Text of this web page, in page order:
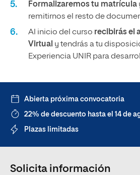
Formalizaremos tu matrícula
remitirnos el resto de
Al inicio del curso recibirás el
Virtual y tendrás a tu
Experiencia UNIR para
Abierta próxima convocatoria
22% de descuento hasta el 14 de
Plazas limitadas
Solicita información